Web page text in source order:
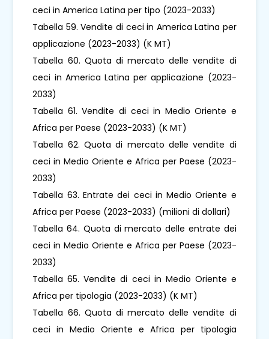
ceci in America Latina per tipo (2023-2033)
Tabella 59. Vendite di ceci in America Latina per
applicazione (2023-2033) (K MT)
Tabella 60. Quota di mercato delle vendite di
ceci in America Latina per applicazione (2023-
2033)
Tabella 61. Vendite di ceci in Medio Oriente e
Africa per Paese (2023-2033) (K MT)
Tabella 62. Quota di mercato delle vendite di
ceci in Medio Oriente e Africa per Paese (2023-
2033)
Tabella 63. Entrate dei ceci in Medio Oriente e
Africa per Paese (2023-2033) (milioni di dollari)
Tabella 64. Quota di mercato delle entrate dei
ceci in Medio Oriente e Africa per Paese (2023-
2033)
Tabella 65. Vendite di ceci in Medio Oriente e
Africa per tipologia (2023-2033) (K MT)
Tabella 66. Quota di mercato delle vendite di
ceci in Medio Oriente e Africa per tipologia